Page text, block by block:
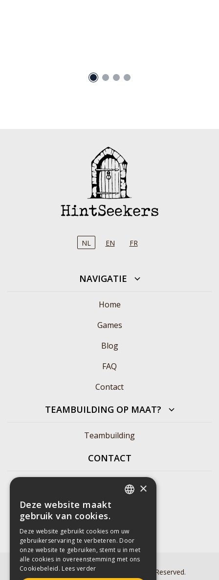
NL EN FR
NAVIGATIE
Home
Games
Blog
FAQ
Contact
TEAMBUILDING OP MAAT?
Teambuilding
CONTACT
+32492864352
info@hintseekers.be
Copyright 2025 HintSeekers. All Rights Reserved.
FRENCH
×
Deze website maakt
gebruik van cookies.
Deze website gebruikt cookies om uw
gebruikerservaring te verbeteren. Door
onze website te gebruiken, stemt u in met
alle cookies in overeenstemming met ons
Cookiebeleid. Lees verder